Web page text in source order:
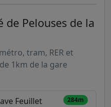
Pelouses de la
tram, RER et
1km de la gare
Feuillet 284m